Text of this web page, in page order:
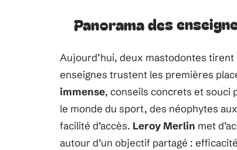
Panorama des
Aujourd’hui, deux mastodontes tirent
enseignes trustent les premières
immense, conseils concrets et souci
le monde du sport, des néophytes
facilité d’accès. Leroy Merlin met
autour d’un objectif partagé :